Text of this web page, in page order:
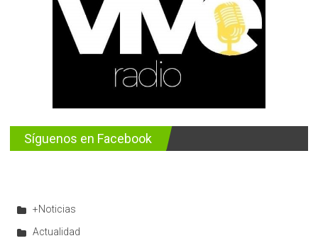
Síguenos en Facebook
+Noticias
Actualidad